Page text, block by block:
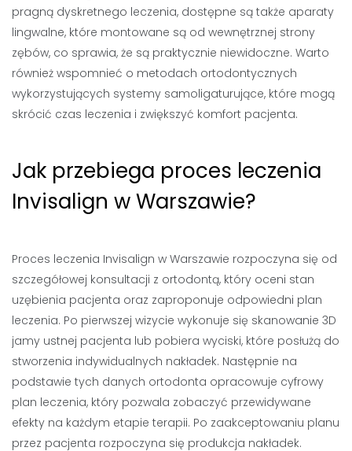
pragną dyskretnego leczenia, dostępne są także aparaty
lingwalne, które montowane są od wewnętrznej strony
zębów, co sprawia, że są praktycznie niewidoczne. Warto
również wspomnieć o metodach ortodontycznych
wykorzystujących systemy samoligaturujące, które mogą
skrócić czas leczenia i zwiększyć komfort pacjenta.
Jak przebiega proces leczenia
Invisalign w Warszawie?
Proces leczenia Invisalign w Warszawie rozpoczyna się od
szczegółowej konsultacji z ortodontą, który oceni stan
uzębienia pacjenta oraz zaproponuje odpowiedni plan
leczenia. Po pierwszej wizycie wykonuje się skanowanie 3D
jamy ustnej pacjenta lub pobiera wyciski, które posłużą do
stworzenia indywidualnych nakładek. Następnie na
podstawie tych danych ortodonta opracowuje cyfrowy
plan leczenia, który pozwala zobaczyć przewidywane
efekty na każdym etapie terapii. Po zaakceptowaniu planu
przez pacjenta rozpoczyna się produkcja nakładek.